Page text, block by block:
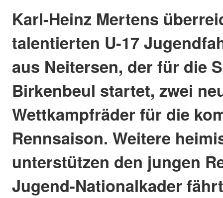
Karl-Heinz Mertens
talentierten U-17
aus Neitersen, der für die
Birkenbeul startet, zwei
Wettkampfräder für die
Rennsaison. Weitere
unterstützen den jungen
Jugend-Nationalkader